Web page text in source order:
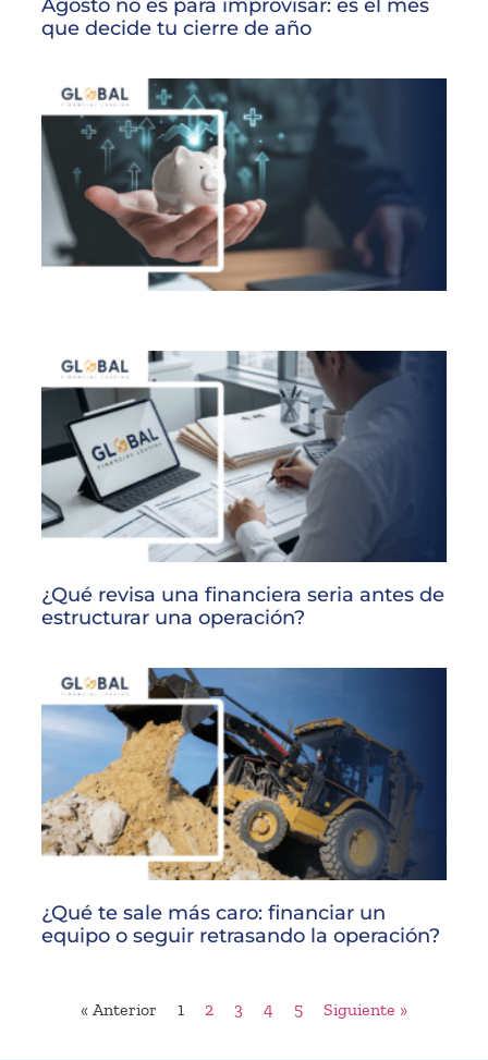
Agosto no es para improvisar: es el mes
que decide tu cierre de año
¿Qué revisa una financiera seria antes de
estructurar una operación?
¿Qué te sale más caro: financiar un
equipo o seguir retrasando la operación?
« Anterior 1 2 3 4 5 Siguiente »